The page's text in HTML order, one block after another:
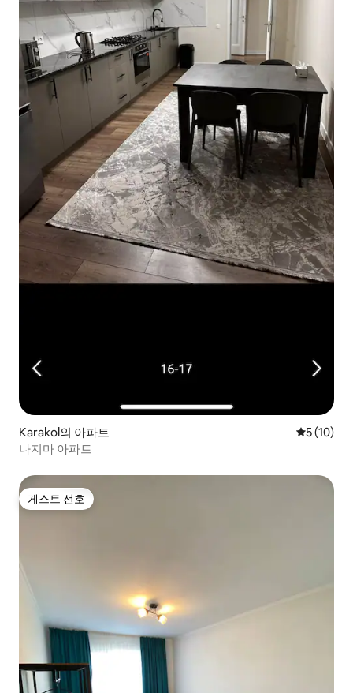
Karakol의 아파트 평점 5점
5 (10)
나지마 아파트
게스트 선호
게스트 선호